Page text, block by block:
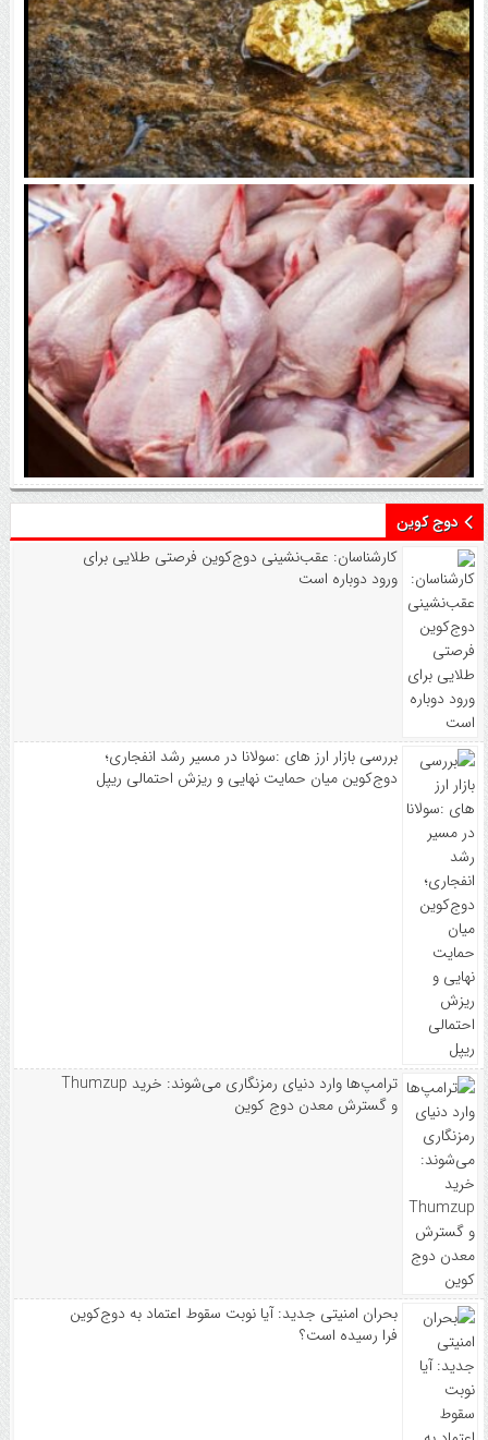
جزئیات آمار جدید فلزات اساسی / طلا صدرنشین رشد
تولید شد
چراغ سبز به صادرات گوشت مرغ / قیمت‌ها در بازار
دوج کوین
کارشناسان: عقب‌نشینی دوج‌کوین فرصتی طلایی برای
ورود دوباره است
بررسی بازار ارز های :سولانا در مسیر رشد انفجاری؛
دوج‌کوین میان حمایت نهایی و ریزش احتمالی ریپل
ترامپ‌ها وارد دنیای رمزنگاری می‌شوند: خرید Thumzup
و گسترش معدن دوج کوین
بحران امنیتی جدید: آیا نوبت سقوط اعتماد به دوج‌کوین
فرا رسیده است؟